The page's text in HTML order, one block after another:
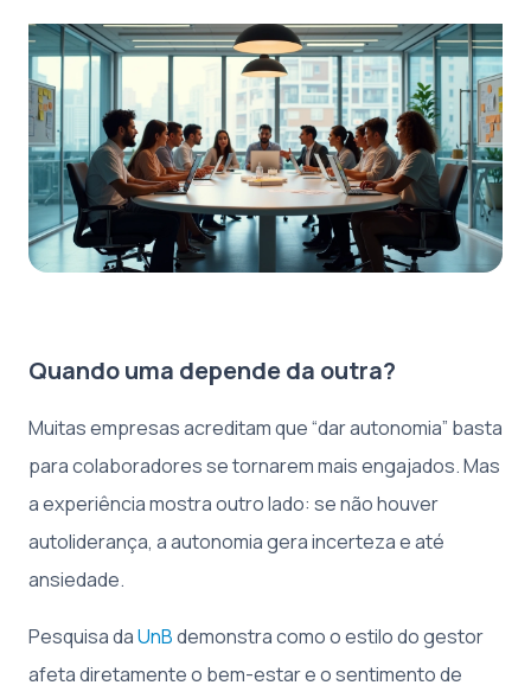
Quando uma depende da outra?
Muitas empresas acreditam que “dar autonomia” basta
para colaboradores se tornarem mais engajados. Mas
a experiência mostra outro lado: se não houver
autoliderança, a autonomia gera incerteza e até
ansiedade.
Pesquisa daUnBdemonstra como o estilo do gestor
afeta diretamente o bem-estar e o sentimento de